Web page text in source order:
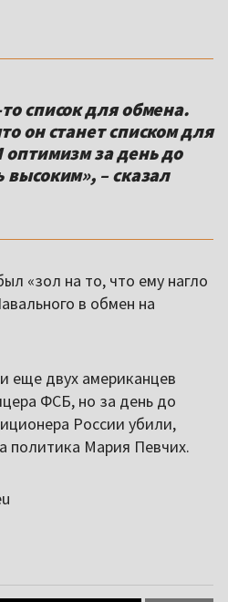
список для обмена.
он станет списком для
за день до
высоким», – сказал
«зол на то, что ему нагло
в обмен на
еще двух американцев
ФСБ, но за день до
России убили,
политика Мария Певчих.